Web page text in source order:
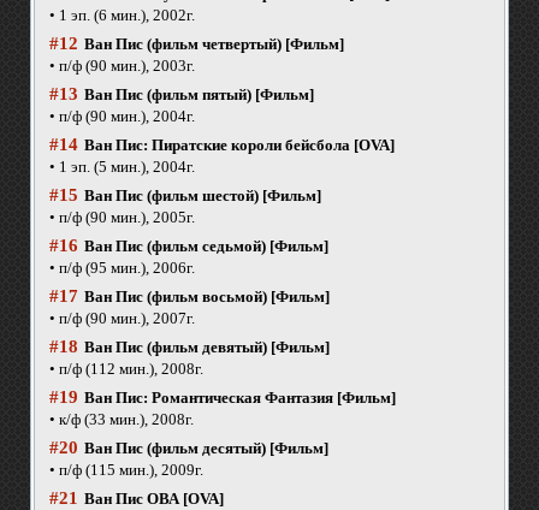
• 1 эп. (6 мин.), 2002г.
#12 Ван Пис (фильм четвертый) [Фильм]
• п/ф (90 мин.), 2003г.
#13 Ван Пис (фильм пятый) [Фильм]
• п/ф (90 мин.), 2004г.
#14 Ван Пис: Пиратские короли бейсбола [OVA]
• 1 эп. (5 мин.), 2004г.
#15 Ван Пис (фильм шестой) [Фильм]
• п/ф (90 мин.), 2005г.
#16 Ван Пис (фильм седьмой) [Фильм]
• п/ф (95 мин.), 2006г.
#17 Ван Пис (фильм восьмой) [Фильм]
• п/ф (90 мин.), 2007г.
#18 Ван Пис (фильм девятый) [Фильм]
• п/ф (112 мин.), 2008г.
#19 Ван Пис: Романтическая Фантазия [Фильм]
• к/ф (33 мин.), 2008г.
#20 Ван Пис (фильм десятый) [Фильм]
• п/ф (115 мин.), 2009г.
#21 Ван Пис ОВА [OVA]